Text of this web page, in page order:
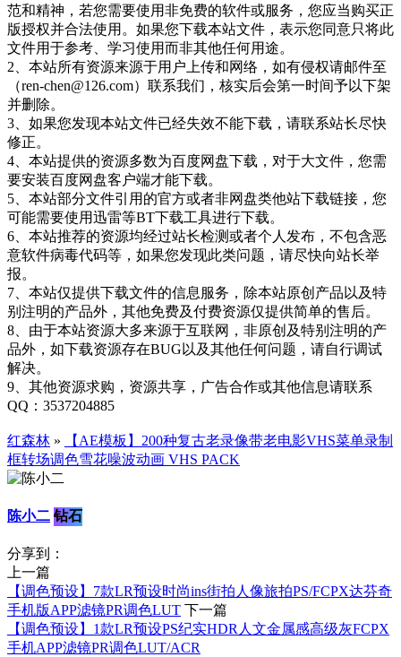
范和精神，若您需要使用非免费的软件或服务，您应当购买正
版授权并合法使用。如果您下载本站文件，表示您同意只将此
文件用于参考、学习使用而非其他任何用途。
2、本站所有资源来源于用户上传和网络，如有侵权请邮件至
（ren-chen@126.com）联系我们，核实后会第一时间予以下架
并删除。
3、如果您发现本站文件已经失效不能下载，请联系站长尽快
修正。
4、本站提供的资源多数为百度网盘下载，对于大文件，您需
要安装百度网盘客户端才能下载。
5、本站部分文件引用的官方或者非网盘类他站下载链接，您
可能需要使用迅雷等BT下载工具进行下载。
6、本站推荐的资源均经过站长检测或者个人发布，不包含恶
意软件病毒代码等，如果您发现此类问题，请尽快向站长举
报。
7、本站仅提供下载文件的信息服务，除本站原创产品以及特
别注明的产品外，其他免费及付费资源仅提供简单的售后。
8、由于本站资源大多来源于互联网，非原创及特别注明的产
品外，如下载资源存在BUG以及其他任何问题，请自行调试
解决。
9、其他资源求购，资源共享，广告合作或其他信息请联系
QQ：3537204885
红森林 »
【AE模板】200种复古老录像带老电影VHS菜单录制
框转场调色雪花噪波动画 VHS PACK
陈小二 钻石
分享到：
上一篇
【调色预设】7款LR预设时尚ins街拍人像旅拍PS/FCPX达芬奇
手机版APP滤镜PR调色LUT 下一篇
【调色预设】1款LR预设PS纪实HDR人文金属感高级灰FCPX
手机APP滤镜PR调色LUT/ACR